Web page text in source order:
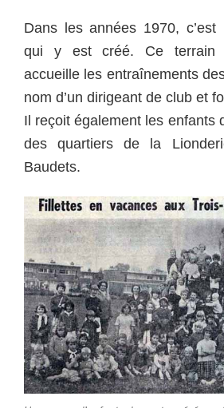
Dans les années 1970,
qui y est créé. Ce terrain
accueille les entraînements
nom d’un dirigeant de club et
Il reçoit également les enfants
des quartiers de la
Baudets.